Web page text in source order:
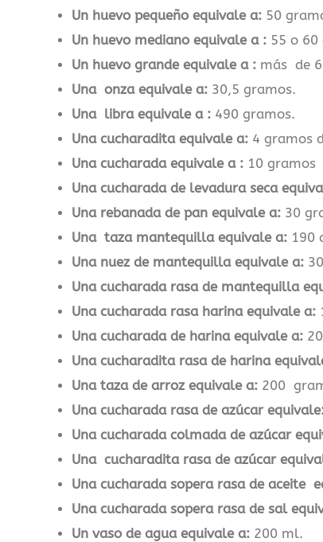
Un huevo pequeño equivale a: 50
Un huevo mediano equivale a : 55 o 60
Un huevo grande equivale a : más de
Una onza equivale a:30,5 gramos.
Una libra equivale a : 490 gramos.
Una cucharadita equivale a: 4 gramos
Una cucharada equivale a : 10 gramos
Una cucharada de levadura seca
Una rebanada de pan equivale a:30
Una taza mantequilla equivale a: 190
Una nuez de mantequilla equivale a:
Una cucharada rasa de mantequilla
Una cucharada rasa harina equivale a:
Una cucharada de harina equivale a:20
Una cucharadita rasa de harina
Una taza de arroz equivale a:200
Una cucharada rasa de azúcar
Una cucharada colmada de azúcar
Una cucharadita rasa de azúcar
Una cucharada sopera rasa de aceite
Una cucharada sopera rasa de sal
Un vaso de agua equivale a: 200 ml.